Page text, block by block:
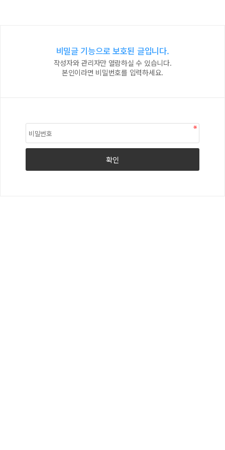
비밀글 기능으로 보호된 글입니다.
작성자와 관리자만 열람하실 수 있습니다.
본인이라면 비밀번호를 입력하세요.